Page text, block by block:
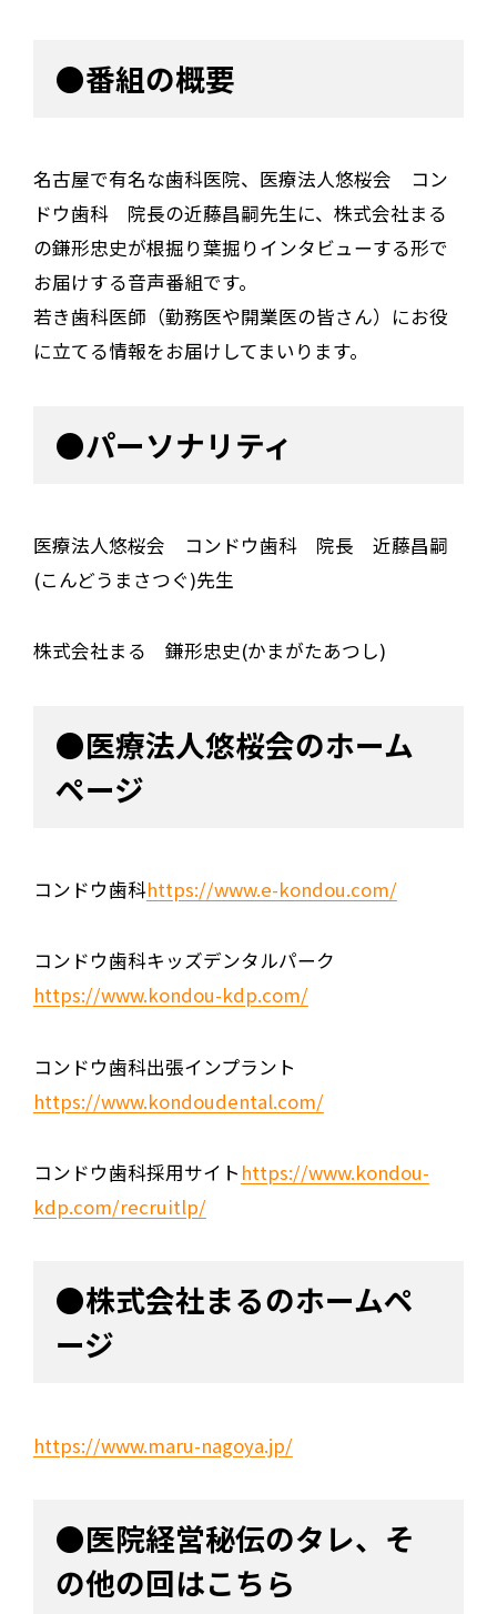
●番組の概要
名古屋で有名な歯科医院、医療法人悠桜会 コン
ドウ歯科 院長の近藤昌嗣先生に、株式会社まる
の鎌形忠史が根掘り葉掘りインタビューする形で
お届けする音声番組です。
若き歯科医師（勤務医や開業医の皆さん）にお役
に立てる情報をお届けしてまいります。
●パーソナリティ
医療法人悠桜会 コンドウ歯科 院長 近藤昌嗣
(こんどうまさつぐ)先生
株式会社まる 鎌形忠史(かまがたあつし)
●医療法人悠桜会のホーム
ページ
コンドウ歯科https://www.e-kondou.com/
コンドウ歯科キッズデンタルパーク
https://www.kondou-kdp.com/
コンドウ歯科出張インプラント
https://www.kondoudental.com/
コンドウ歯科採用サイト https://www.kondou-
kdp.com/recruitlp/
●株式会社まるのホームペ
ージ
https://www.maru-nagoya.jp/
●医院経営秘伝のタレ、そ
の他の回はこちら